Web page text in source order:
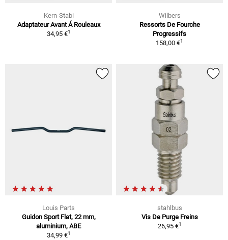
Kern-Stabi
Adaptateur Avant Á Rouleaux
34,95 €1
Wilbers
Ressorts De Fourche
Progressifs
158,00 €1
Louis Parts
Guidon Sport Flat, 22 mm,
aluminium, ABE
34,99 €1
stahlbus
Vis De Purge Freins
26,95 €1